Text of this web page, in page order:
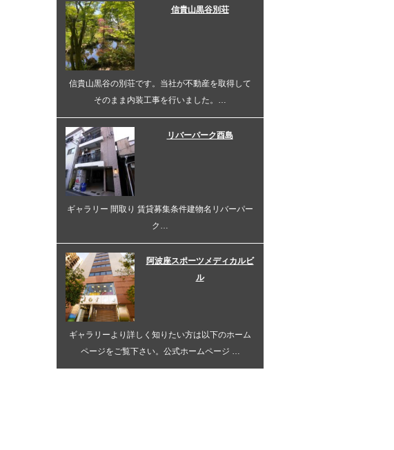
信貴山黒谷別荘
信貴山黒谷の別荘です。当社が不動産を取得して
そのまま内装工事を行いました。…
リバーパーク酉島
ギャラリー 間取り 賃貸募集条件建物名リバーパー
ク…
阿波座スポーツメディカルビ
ル
ギャラリーより詳しく知りたい方は以下のホーム
ページをご覧下さい。公式ホームページ …